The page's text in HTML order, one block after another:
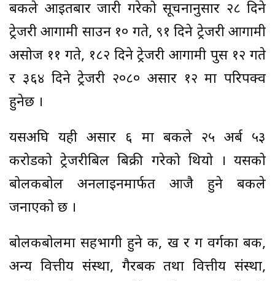
बैंकले आइतबार जारी गरेको सूचनानुसार २८ दिने
ट्रेजरी आगामी साउन १० गते, ९१ दिने ट्रेजरी आगामी
असोज ११ गते, १८२ दिने ट्रेजरी आगामी पुस १२ गते
र ३६४ दिने ट्रेजरी २०८० असार १२ मा परिपक्व
हुनेछ ।
यसअघि यही असार ६ मा बैंकले २५ अर्ब ५३
करोडको ट्रेजरीबिल बिक्री गरेको थियो । यसको
बोलकबोल अनलाइनमार्फत आजै हुने बैंकले
जनाएको छ ।
बोलकबोलमा सहभागी हुने क, ख र ग वर्गका बैंक,
अन्य वित्तीय संस्था, गैरबैंक तथा वित्तीय संस्था,